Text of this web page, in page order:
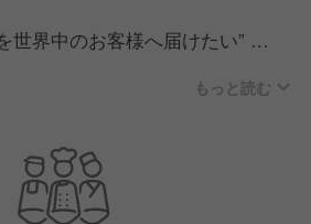
世界中のお客様へ届けたい”
西万博にも出店し、
たお客様に牛カツをご賞味いただ
もっと読む